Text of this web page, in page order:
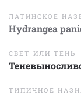
ЛАТИНСКОЕ
Hydrangea
СВЕТ ИЛИ ТЕНЬ
ТИПИЧНОЕ